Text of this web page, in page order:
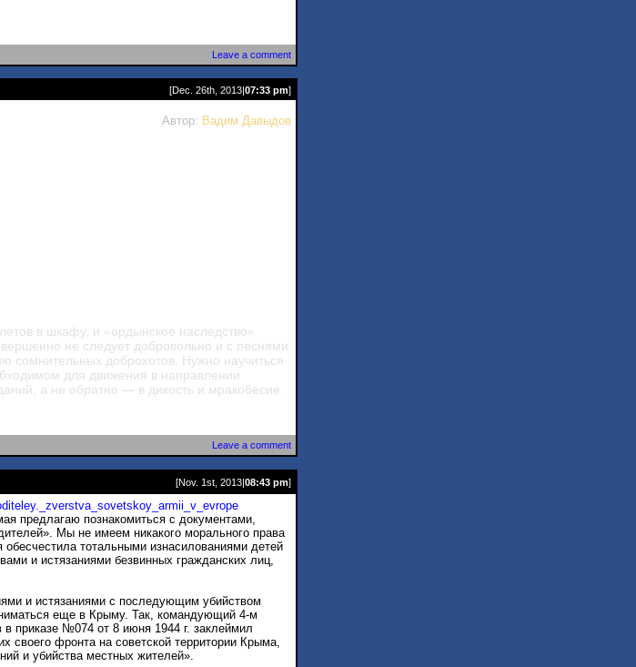
Leave a comment
[Dec. 26th, 2013| 07:33 pm]
Автор: Вадим Давыдов
в шкафу, и «ордынское наследство»
не следует добровольно и с песнями
сомнительных доброхотов. Нужно научиться
для движения в направлении
а не обратно — в дикость и мракобесие.
Leave a comment
[Nov. 1st, 2013|08:43 pm]
v_evrope
предлагаю познакомиться с документами,
Мы не имеем никакого морального права
тотальными изнасилованиями детей
и истязаниями безвинных гражданских лиц,
и истязаниями с последующим убийством
еще в Крыму. Так, командующий 4-м
приказе №074 от 8 июня 1944 г. заклеймил
своего фронта на советской территории Крыма,
и убийства местных жителей».